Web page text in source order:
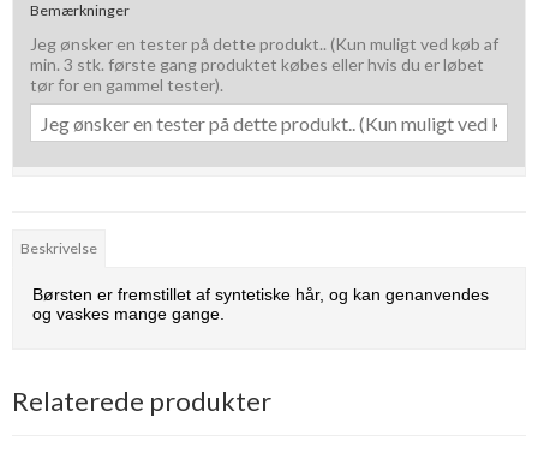
Bemærkninger
Jeg ønsker en tester på dette produkt.. (Kun muligt ved køb af
min. 3 stk. første gang produktet købes eller hvis du er løbet
tør for en gammel tester).
Beskrivelse
Børsten er fremstillet af syntetiske hår, og kan genanvendes
og vaskes mange gange.
Relaterede produkter